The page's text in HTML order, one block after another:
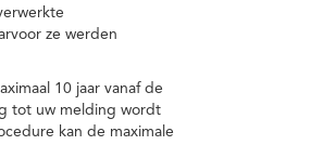
ze werden
10 jaar vanaf de
tot uw melding wordt
kan de maximale